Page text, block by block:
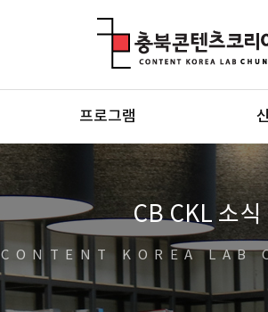
프로그램
CB CKL 소식
CONTENT KOREA LAB